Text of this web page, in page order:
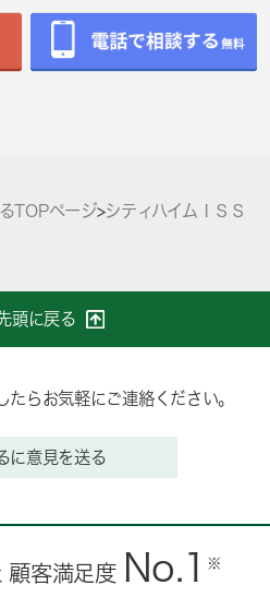
TOPページ>シティハイムＩＳＳ
頭に戻る
らお気軽にご連絡ください。
に意見を送る
顧客満足度 No.1 ※